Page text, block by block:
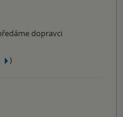
dopravci
)